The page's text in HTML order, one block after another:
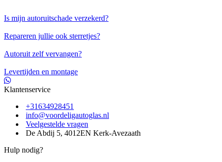
Is mijn autoruitschade verzekerd?
Repareren jullie ook sterretjes?
Autoruit zelf vervangen?
Levertijden en montage
Klantenservice
+31634928451
info@voordeligautoglas.nl
Veelgestelde vragen
De Abdij 5, 4012EN Kerk-Avezaath
Hulp nodig?